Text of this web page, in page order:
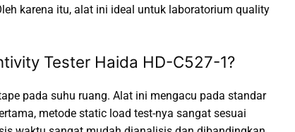
karena itu, alat ini ideal untuk laboratorium quality
Tester Haida HD-C527-1?
pada suhu ruang. Alat ini mengacu pada standar
metode static load test-nya sangat sesuai